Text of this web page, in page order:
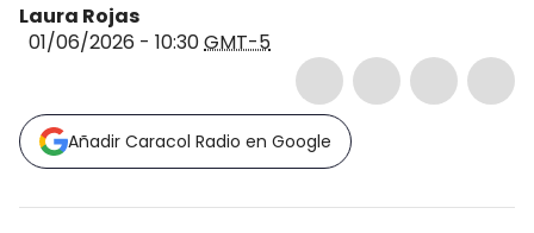
Laura Rojas
01/06/2026 - 10:30GMT-5
Añadir Caracol Radio en Google